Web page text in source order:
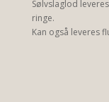
Sølvslaglod
ringe.
Kan også leveres